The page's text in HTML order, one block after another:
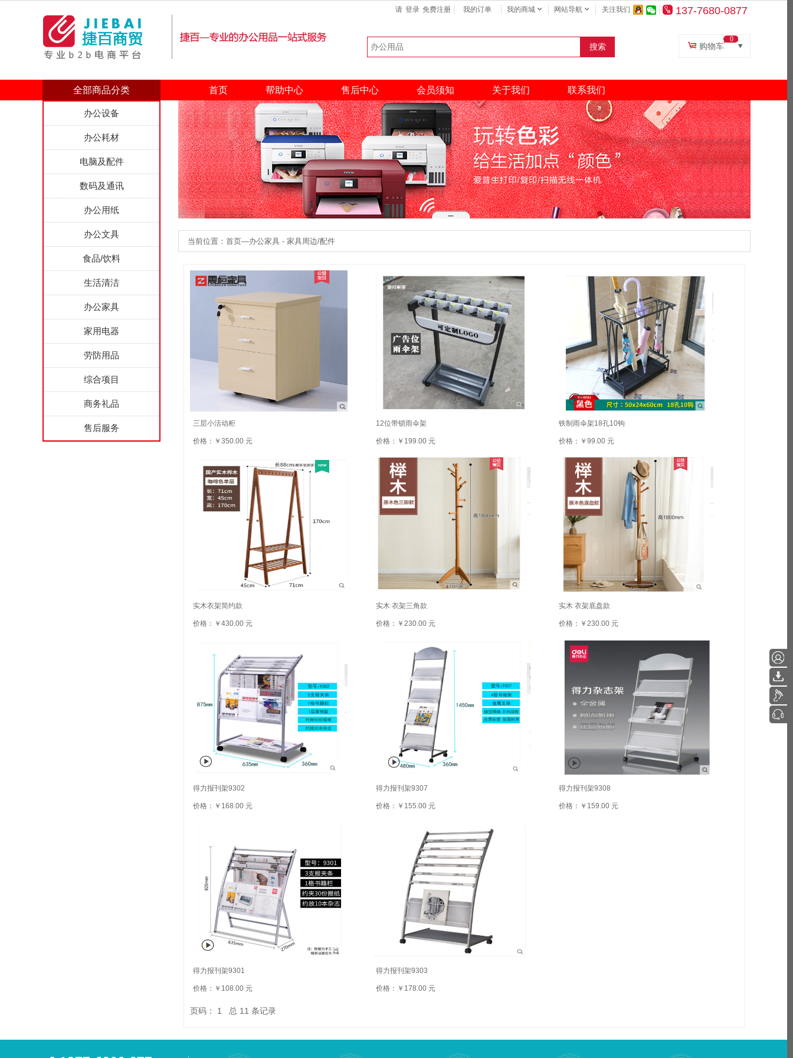
请 登录 免费注册 我的订单 我的商城 网站导航 关注我们 137-7680-0877
搜索 购物车
0
全部商品分类 首页 帮助中心 售后中心 会员须知 关于我们 联系我们
办公设备
办公耗材
电脑及配件
数码及通讯
办公用纸
办公文具
食品/饮料
生活清洁
办公家具
家用电器
劳防用品
综合项目
商务礼品
售后服务
当前位置：首页—办公家具 - 家具周边/配件
三层小活动柜
价格：￥350.00 元
12位带锁雨伞架
价格：￥199.00 元
铁制雨伞架18孔10钩
价格：￥99.00 元
实木衣架简约款
价格：￥430.00 元
实木 衣架三角款
价格：￥230.00 元
实木 衣架底盘款
价格：￥230.00 元
得力报刊架9302
价格：￥168.00 元
得力报刊架9307
价格：￥155.00 元
得力报刊架9308
价格：￥159.00 元
得力报刊架9301
价格：￥108.00 元
得力报刊架9303
价格：￥178.00 元
页码： 1 总 11 条记录